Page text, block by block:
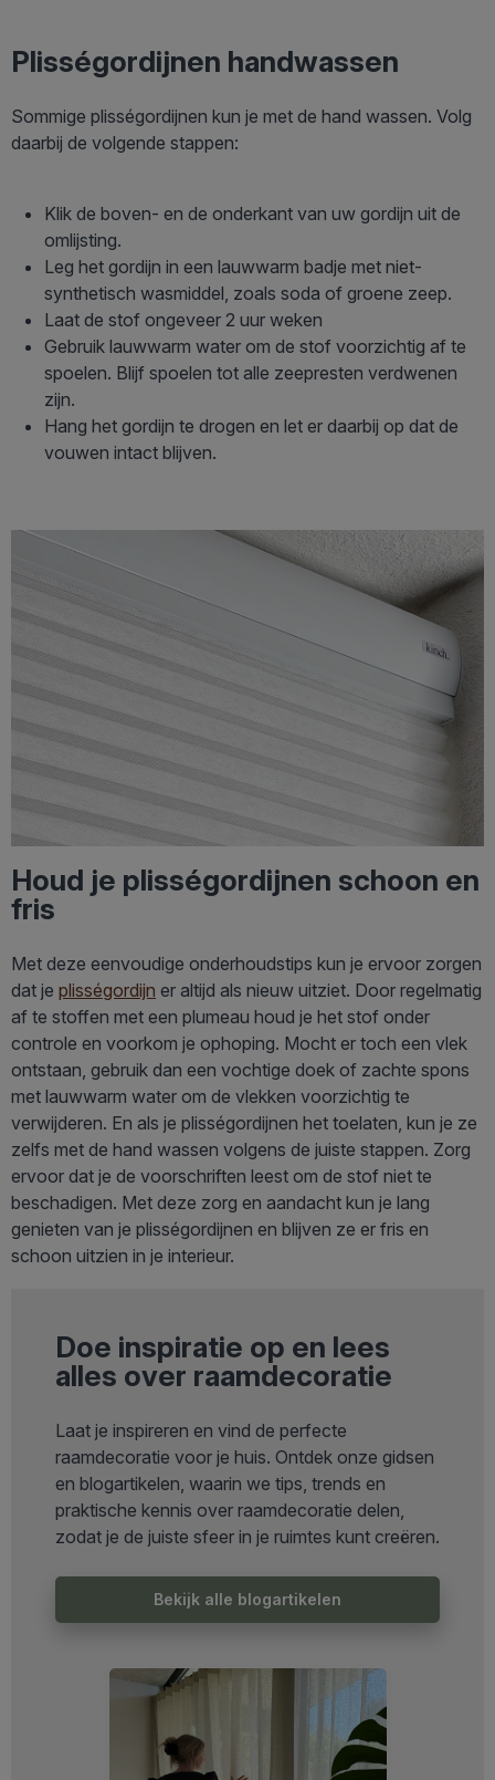
Plisségordijnen handwassen
Sommige plisségordijnen kun je met de hand wassen. Volg
daarbij de volgende stappen:
Klik de boven- en de onderkant van uw gordijn uit de
omlijsting.
Leg het gordijn in een lauwwarm badje met niet-
synthetisch wasmiddel, zoals soda of groene zeep.
Laat de stof ongeveer 2 uur weken
Gebruik lauwwarm water om de stof voorzichtig af te
spoelen. Blijf spoelen tot alle zeepresten verdwenen
zijn.
Hang het gordijn te drogen en let er daarbij op dat de
vouwen intact blijven.
Houd je plisségordijnen schoon en
fris
Met deze eenvoudige onderhoudstips kun je ervoor zorgen
dat je plisségordijn er altijd als nieuw uitziet. Door regelmatig
af te stoffen met een plumeau houd je het stof onder
controle en voorkom je ophoping. Mocht er toch een vlek
ontstaan, gebruik dan een vochtige doek of zachte spons
met lauwwarm water om de vlekken voorzichtig te
verwijderen. En als je plisségordijnen het toelaten, kun je ze
zelfs met de hand wassen volgens de juiste stappen. Zorg
ervoor dat je de voorschriften leest om de stof niet te
beschadigen. Met deze zorg en aandacht kun je lang
genieten van je plisségordijnen en blijven ze er fris en
schoon uitzien in je interieur.
Doe inspiratie op en lees
alles over raamdecoratie
Laat je inspireren en vind de perfecte
raamdecoratie voor je huis. Ontdek onze gidsen
en blogartikelen, waarin we tips, trends en
praktische kennis over raamdecoratie delen,
zodat je de juiste sfeer in je ruimtes kunt creëren.
Bekijk alle blogartikelen